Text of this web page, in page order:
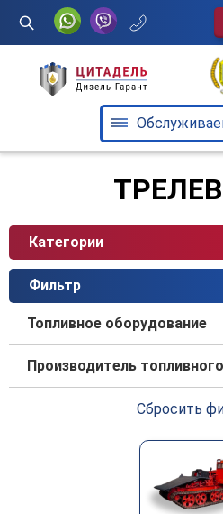
О
+375 29 602-
г. Минск, ул.
строение 5,
Категории
Фильтр
Топливное оборудование
Производитель
Сбросить